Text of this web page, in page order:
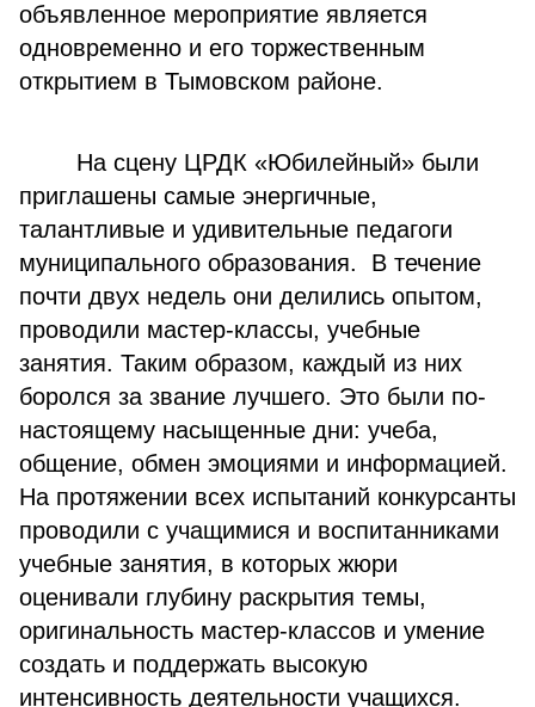
объявленное мероприятие является
одновременно и его торжественным
открытием в Тымовском районе.
На сцену ЦРДК «Юбилейный» были
приглашены самые энергичные,
талантливые и удивительные педагоги
муниципального образования. В течение
почти двух недель они делились опытом,
проводили мастер-классы, учебные
занятия. Таким образом, каждый из них
боролся за звание лучшего. Это были по-
настоящему насыщенные дни: учеба,
общение, обмен эмоциями и информацией.
На протяжении всех испытаний конкурсанты
проводили с учащимися и воспитанниками
учебные занятия, в которых жюри
оценивали глубину раскрытия темы,
оригинальность мастер-классов и умение
создать и поддержать высокую
интенсивность деятельности учащихся.